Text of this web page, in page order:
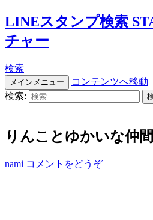
LINEスタンプ検索
チャー
検索
メインメニュー
コンテンツへ移動
検索:
りんことゆかいな仲
nami コメントをどうぞ